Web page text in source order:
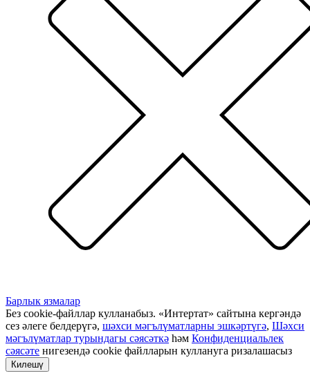
Барлык язмалар
Без cookie-файллар кулланабыз. «Интертат» сайтына кергәндә
сез әлеге белдерүгә, шәхси мәгълүматларны эшкәртүгә, Шәхси
мәгълүматлар турындагы сәясәткә һәм Конфиденциальлек
сәясәте нигезендә cookie файлларын куллануга ризалашасыз
Килешү